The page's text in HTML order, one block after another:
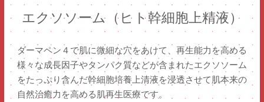
サプリメント・コスメ
院長のごあいさつ
医師紹介
エクソソーム（ヒト幹細胞上精液）
ダーマペン４で肌に微細な穴をあけて、再生能力を高める
様々な成長因子やタンパク質などが含まれたエクソソーム
をたっぷり含んだ幹細胞培養上清液を浸透させて肌本来の
自然治癒力を高める肌再生医療です。